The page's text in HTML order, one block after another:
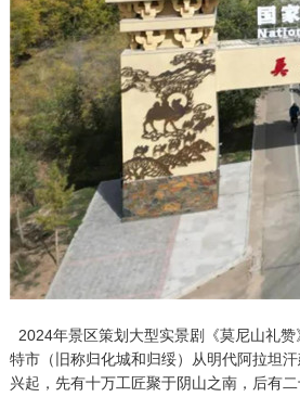
2024年景区策划大型实景剧《莫尼山礼
特市（旧称归化城和归绥）从明代阿拉坦
兴起，先有十万工匠聚于阴山之南，后有